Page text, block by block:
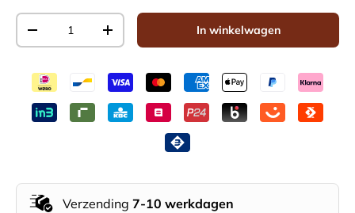
Aantal
Verlaag de hoeveelheidVerhoog de hoeveelheidIn winkelwagen
Verzending 7-10 werkdagen